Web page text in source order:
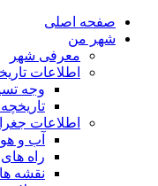
صفحه اصلی
شهر من
معرفی شهر
اطلاعات تاریخی
وجه
تاریخچه
اطلاعات
آب و هوا
راه های
نقشه ها